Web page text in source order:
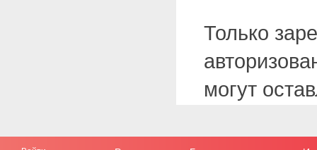
Только
могут